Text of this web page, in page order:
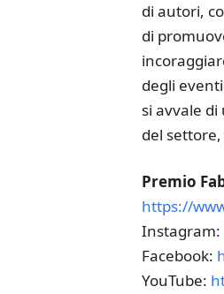
di autori,
di
degli
si avvale
del
Premio
https://
Instagram:
Facebook:
YouTube: